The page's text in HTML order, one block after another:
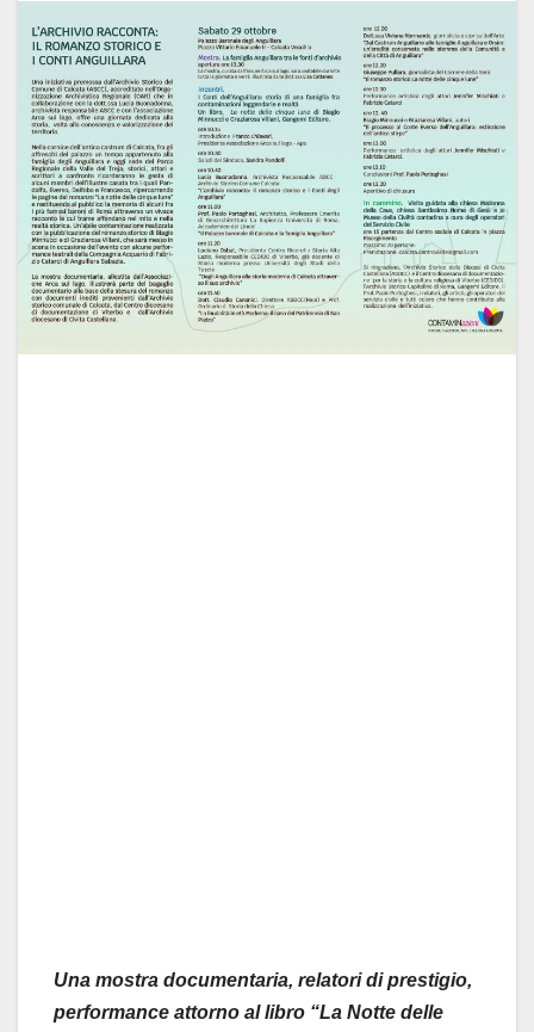
Una mostra documentaria, relatori di prestigio,
performance attorno al libro “La Notte delle